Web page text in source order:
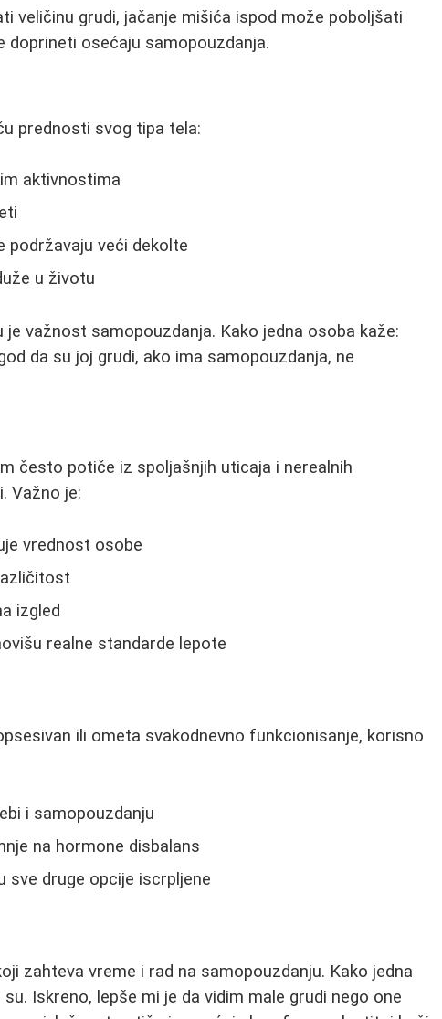
veličinu grudi, jačanje mišića ispod može poboljšati
doprineti osećaju samopouzdanja.
prednosti svog tipa tela:
aktivnostima
podržavaju veći dekolte
u životu
važnost samopouzdanja. Kako jedna osoba kaže:
da su joj grudi, ako ima samopouzdanja, ne
često potiče iz spoljašnjih uticaja i nerealnih
Važno je:
vrednost osobe
izgled
realne standarde lepote
ili ometa svakodnevno funkcionisanje, korisno
i samopouzdanju
na hormone disbalans
sve druge opcije iscrpljene
zahteva vreme i rad na samopouzdanju. Kako jedna
Iskreno, lepše mi je da vidim male grudi nego one